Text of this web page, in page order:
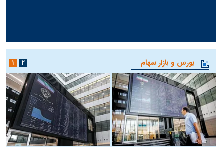
بورس و بازار سهام ۱ ۲